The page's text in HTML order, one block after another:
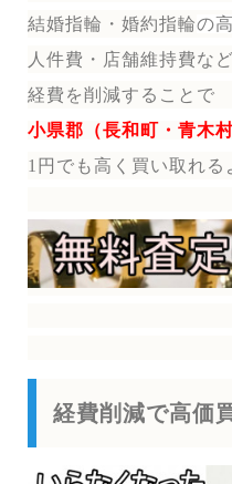
結婚指輪・婚約指輪の
人件費・店舗維持費な
経費を削減することで
小県郡（長和町・青木村
1円でも高く買い取れる
経費削減で高価